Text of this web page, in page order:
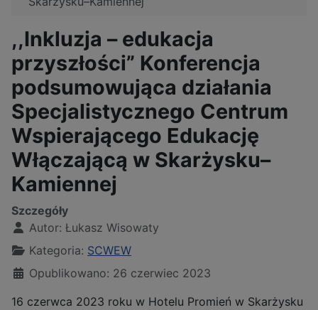
,,Inkluzja – edukacja
przyszłości” Konferencja
podsumowująca działania
Specjalistycznego Centrum
Wspierającego Edukację
Włączającą w Skarżysku–
Kamiennej
Szczegóły
Autor: Łukasz Wisowaty
Kategoria: SCWEW
Opublikowano: 26 czerwiec 2023
16 czerwca 2023 roku w Hotelu Promień w Skarżysku